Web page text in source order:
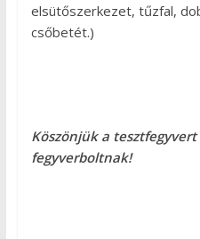
elsütőszerkezet, tűzfal,
csőbetét.)
Köszönjük a
fegyverboltnak!